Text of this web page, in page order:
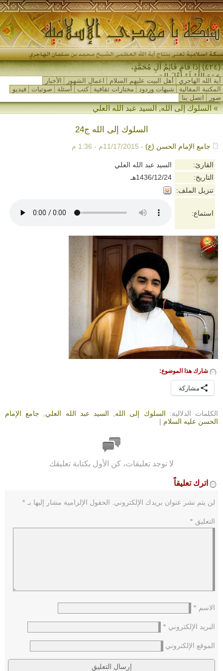
(٤٢٤) إِذَا قَامَ قَائِمُ آلِ مُحَمَّدٍ،
جَمَعَ اللهُ لَهُ أَهْلَ المَشْر_
آية الله الهاجري أهل البيت عليهم السلام اعمال الشهور
الأخبار
المكتبة المقالية
شبهات وردود مختارات ثقافية كتب أسئلة صوتيات
فيديو
صور
اتصل بنا
»السلوك إلى الله,السيد عبد الله العلي
السلوك إلى الله ج24
جامع الإمام الحسن (ع) - 11/17/2015م - 1:36 م
القارئ:
السيد عبد الله العلي
التاريخ:
1436/12/24هـ
تنزيل الملف:
استماع:
شارك هذا الموضوع:
مشاركة
الكلمات الدلالية: السلوك إلى الله السيد عبد الله العلي
جامع الإمام
الحسن عليه السلام |
لا توجد تعليقات، كن الأول بكتابة تعليقك
اترك تعليقاً
لن يتم نشر عنوان بريدك الإلكتروني. الحقول الإلزامية مشار إليها بـ *
التعليق *
الاسم *
البريد الإلكتروني *
الموقع الإلكتروني